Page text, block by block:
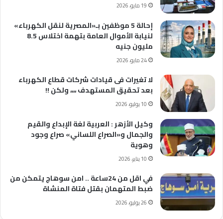
19 مايو، 2026
إحالة 5 موظفين بـ«المصرية لنقل الكهرباء»
لنيابة الأموال العامة بتهمة اختلاس 8.5
مليون جنيه
24 مايو، 2026
لا تغيرات فى قيادات شركات قطاع الكهرباء
بعد تحقيق المستهدف ،،،، ولكن !!
10 يوليو، 2026
وكيل الأزهر : العربية لغة الإبداع والقيم
والجمال و«الصراع اللساني» صراع وجود
وهوية
10 يناير، 2026
في اقل من 24ساعة .. امن سوهاج يتمكن من
ضبط المتهمان بقتل فتاة المنشاة
26 يوليو، 2026